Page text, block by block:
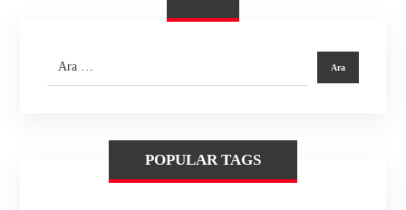
POPULAR TAGS